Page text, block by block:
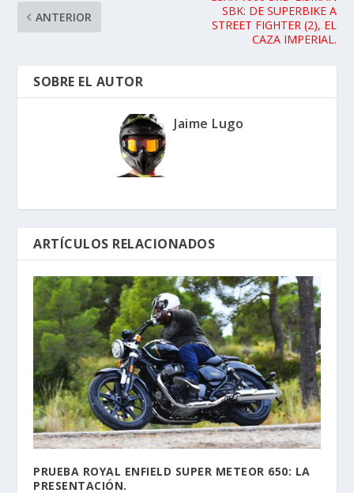
ANTERIOR
SBK: DE SUPERBIKE A
STREET FIGHTER (2), EL
CAZA IMPERIAL.
SOBRE EL AUTOR
Jaime Lugo
ARTÍCULOS RELACIONADOS
PRUEBA ROYAL ENFIELD SUPER METEOR 650: LA
PRESENTACIÓN.